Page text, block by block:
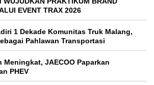
EVENT TRAX 2026
1 Dekade Komunitas Truk Malang,
Pahlawan Transportasi
Meningkat, JAECOO Paparkan
PHEV